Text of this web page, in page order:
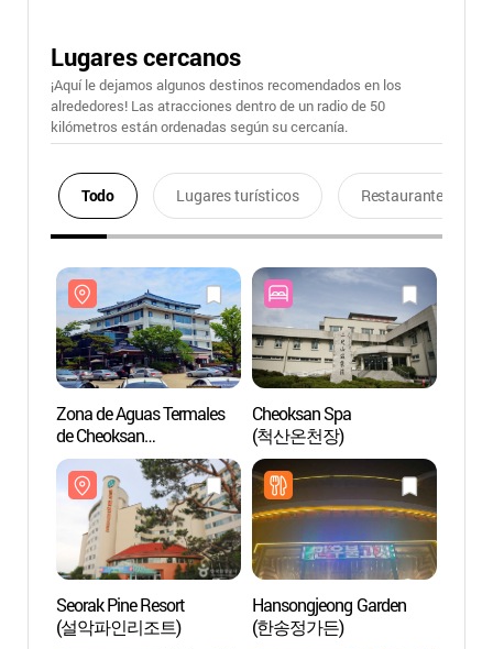
Lugares cercanos
¡Aquí le dejamos algunos destinos recomendados en los
alrededores! Las atracciones dentro de un radio de 50
kilómetros están ordenadas según su cercanía.
Todo Lugares turísticos Restaurantes
Zona de Aguas Termales
de Cheoksan
(척산온천지구)
Cheoksan Spa
(척산온천장)
Seorak Pine Resort
(설악파인리조트)
Hansongjeong Garden
(한송정가든)